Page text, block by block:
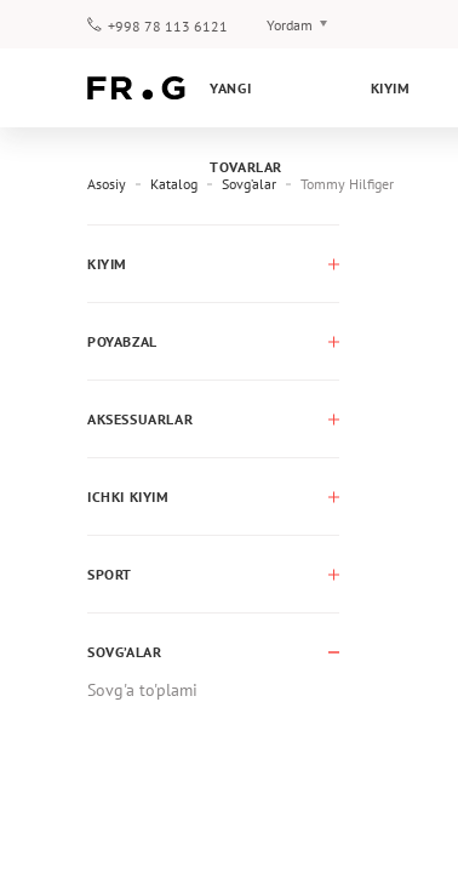
+998 78 113 6121 Yordam
Kafolat
YANGI
TOVARLAR
KIYIM
Asosiy Katalog Sovg’alar Tommy Hilfiger
KIYIM
POYABZAL
AKSESSUARLAR
ICHKI KIYIM
SPORT
SOVG’ALAR
Sovg'a to'plami